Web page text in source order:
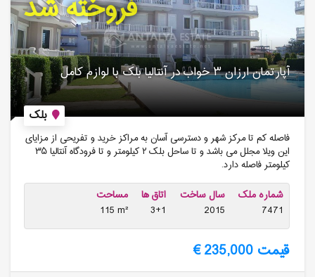
آپارتمان ارزان ۳ خواب در آنتالیا بلک با لوازم کامل
بلک
فاصله کم تا مرکز شهر و دسترسی آسان به مراکز خرید و تفریحی از مزایای
این ویلا مجلل می باشد و تا ساحل بلک ۲ کیلومتر و تا فرودگاه آنتالیا ۳۵
کیلومتر فاصله دارد.
شماره ملک
7471
سال ساخت
2015
اتاق ها
3+1
مساحت
115 m²
قیمت 235,000 €